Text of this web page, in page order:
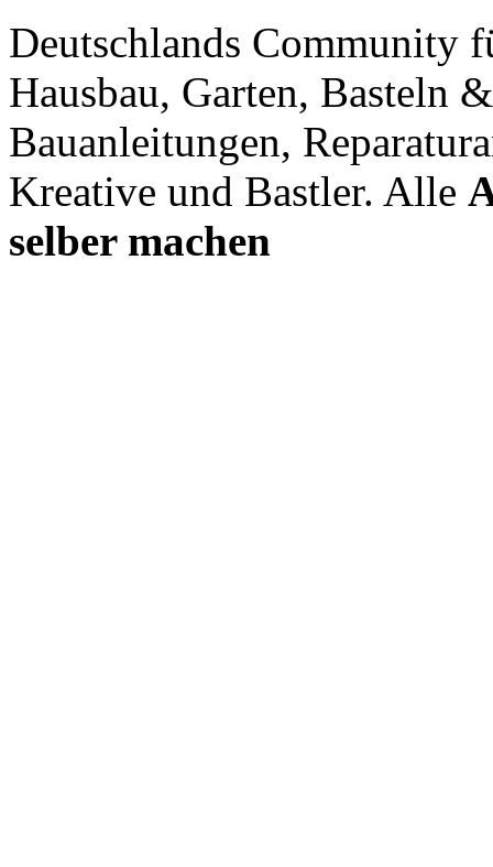
Deutschlands Community
Hausbau, Garten, Basteln
Bauanleitungen,
Kreative und Bastler. Alle
selber machen